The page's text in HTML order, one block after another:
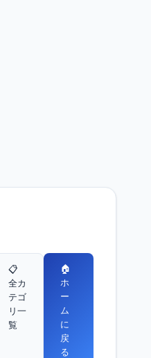
📋
全カ
テゴ
リ一
覧
🏠
ホ
ー
ム
に
戻
る